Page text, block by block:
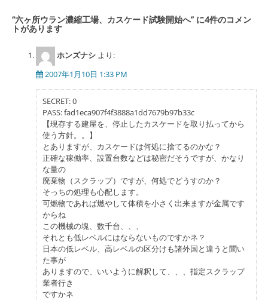
ゲ
ー
シ
“六ヶ所ウラン濃縮工場、カスケード試験開始へ” に4件のコメン
トがあります
ホンズナシ より:
2007年1月10日 1:33 PM
SECRET: 0
PASS: fad1eca907f4f3888a1dd7679b97b33c
【現存する建屋を、停止したカスケードを取り払ってから
使う方針。。】
とありますが、カスケードは何処に捨てるのかな？
正確な稼働率、設置台数などは秘密だそうですが、かなり
な量の
廃棄物（スクラップ）ですが、何処でどうすのか？
そっちの処理も心配します。
可燃物であれば燃やして体積を小さく出来ますが金属です
からね
この機械の塊、数千台、、、
それとも低レベルにはならないものですかネ？
日本の低レベル、高レベルの区分けも諸外国と違うと聞い
た事が
ありますので、いいように解釈して、、、指定スクラップ
業者行き
ですかネ